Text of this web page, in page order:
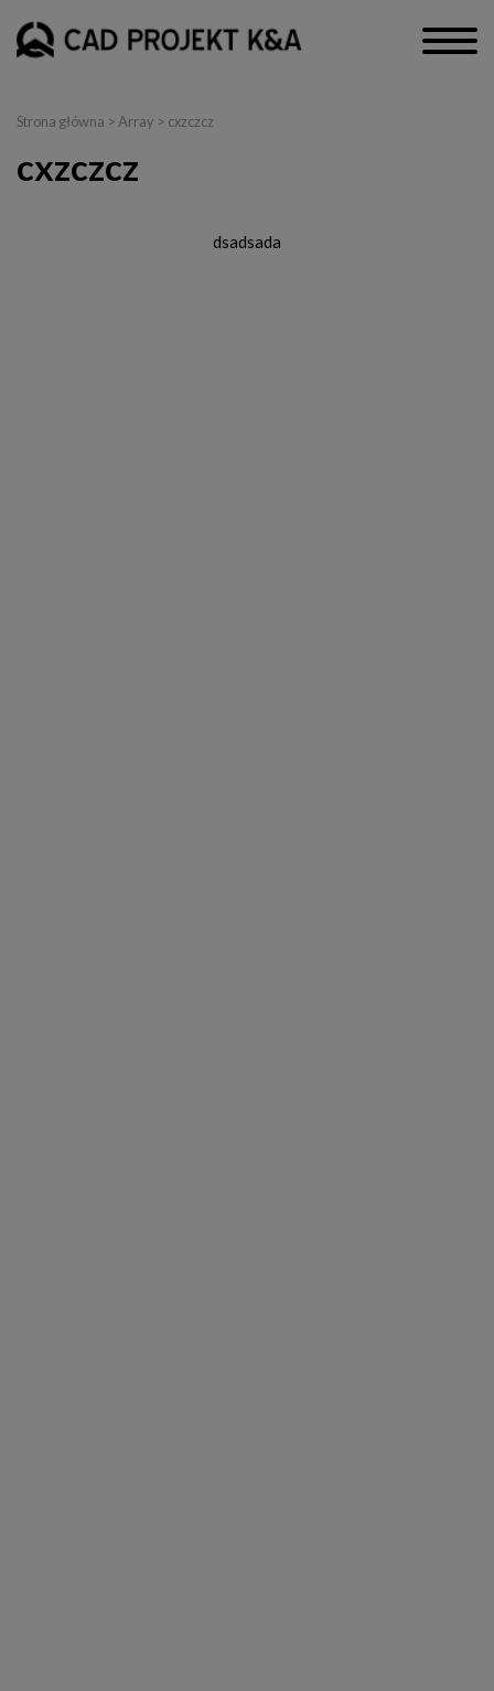
Strona główna > Array > cxzczcz
cxzczcz
dsadsada